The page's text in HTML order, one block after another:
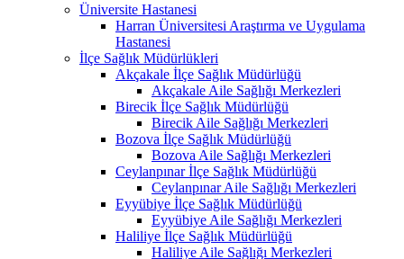
Üniversite Hastanesi
Harran Üniversitesi Araştırma ve Uygulama
Hastanesi
İlçe Sağlık Müdürlükleri
Akçakale İlçe Sağlık Müdürlüğü
Akçakale Aile Sağlığı Merkezleri
Birecik İlçe Sağlık Müdürlüğü
Birecik Aile Sağlığı Merkezleri
Bozova İlçe Sağlık Müdürlüğü
Bozova Aile Sağlığı Merkezleri
Ceylanpınar İlçe Sağlık Müdürlüğü
Ceylanpınar Aile Sağlığı Merkezleri
Eyyübiye İlçe Sağlık Müdürlüğü
Eyyübiye Aile Sağlığı Merkezleri
Haliliye İlçe Sağlık Müdürlüğü
Haliliye Aile Sağlığı Merkezleri